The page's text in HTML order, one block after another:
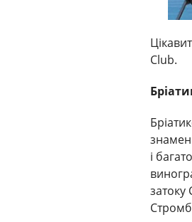
Club.
і
затоку